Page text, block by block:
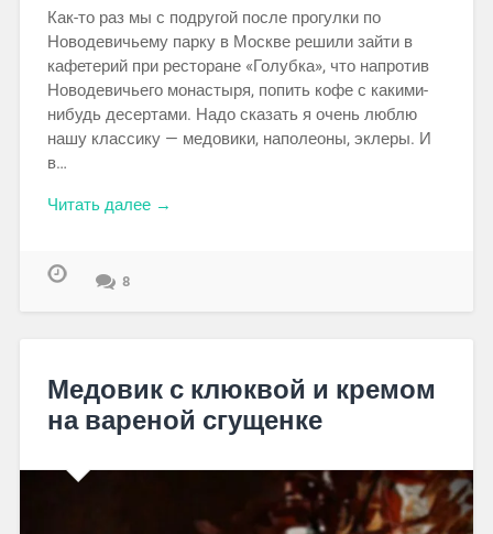
Как-то раз мы с подругой после прогулки по
Новодевичьему парку в Москве решили зайти в
кафетерий при ресторане «Голубка», что напротив
Новодевичьего монастыря, попить кофе с какими-
нибудь десертами. Надо сказать я очень люблю
нашу классику — медовики, наполеоны, эклеры. И
в…
Читать далее →
8
Медовик с клюквой и кремом
на вареной сгущенке